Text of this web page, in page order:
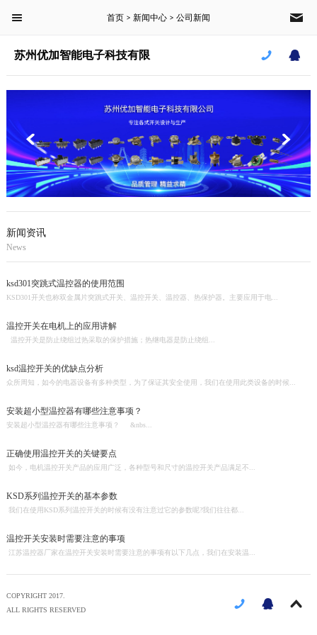
菜单栏
新闻中心
案例中心
关于我们
苏州优加智能电子科技有限公司
首页 > 新闻中心 > 公司新闻
苏州优加智能电子科技有限
新闻资讯
News
ksd301突跳式温控器的使用范围
KSD301开关也称双金属片突跳式开关、温控开关、温控器、热保护器。主要应用于电...
温控开关在电机上的应用讲解
温控开关是防止绕组过热采取的保护措施；热继电器是防止绕组...
ksd温控开关的优缺点分析
众所周知，如今的电器设备有多种类型，为了保证其安全使用，我们在使用此类设备的时候...
安装超小型温控器有哪些注意事项？
安装超小型温控器有哪些注意事项？ &nbs...
正确使用温控开关的关键要点
如今，电机温控开关产品的应用广泛，各种型号和尺寸的温控开关产品满足不...
KSD系列温控开关的基本参数
我们在使用KSD系列温控开关的时候有没有注意过它的参数呢?我们往往都...
温控开关安装时需要注意的事项
江苏温控器厂家在温控开关安装时需要注意的事项有以下几点，我们在安装温...
COPYRIGHT 2017.
ALL RIGHTS RESERVED